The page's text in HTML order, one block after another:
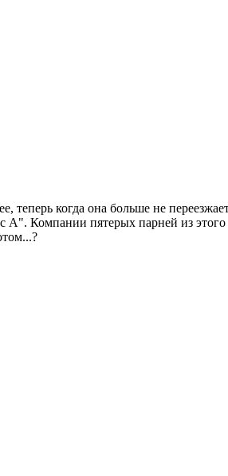
теперь когда она больше не
А". Компании пятерых парней из